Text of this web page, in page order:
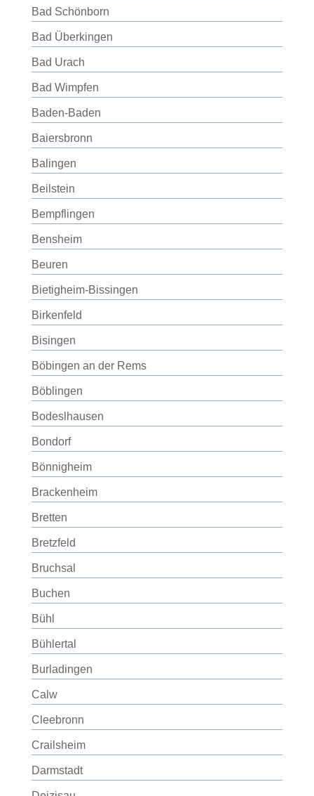
Bad Schönborn
Bad Überkingen
Bad Urach
Bad Wimpfen
Baden-Baden
Baiersbronn
Balingen
Beilstein
Bempflingen
Bensheim
Beuren
Bietigheim-Bissingen
Birkenfeld
Bisingen
Böbingen an der Rems
Böblingen
Bodeslhausen
Bondorf
Bönnigheim
Brackenheim
Bretten
Bretzfeld
Bruchsal
Buchen
Bühl
Bühlertal
Burladingen
Calw
Cleebronn
Crailsheim
Darmstadt